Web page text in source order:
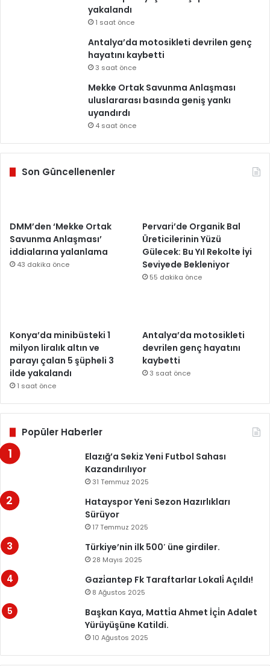
yakalandı
1 saat önce
Antalya’da motosikleti devrilen genç
hayatını kaybetti
3 saat önce
Mekke Ortak Savunma Anlaşması
uluslararası basında geniş yankı
uyandırdı
4 saat önce
Son Güncellenenler
DMM’den ‘Mekke Ortak
Savunma Anlaşması’
iddialarına yalanlama
43 dakika önce
Pervari’de Organik Bal
Üreticilerinin Yüzü
Gülecek: Bu Yıl Rekolte İyi
Seviyede Bekleniyor
55 dakika önce
Konya’da minibüsteki 1
milyon liralık altın ve
parayı çalan 5 şüpheli 3
ilde yakalandı
1 saat önce
Antalya’da motosikleti
devrilen genç hayatını
kaybetti
3 saat önce
Popüler Haberler
Elazığ’a Sekiz Yeni Futbol Sahası
Kazandırılıyor
31 Temmuz 2025
Hatayspor Yeni Sezon Hazırlıkları
Sürüyor
17 Temmuz 2025
Türkiye’nin ilk 500′ üne girdiler.
28 Mayıs 2025
Gazi̇antep Fk Taraftarlar Lokali̇ Açıldı!
8 Ağustos 2025
Başkan Kaya, Matti̇a Ahmet İçi̇n Adalet
Yürüyüşüne Katildi.
10 Ağustos 2025